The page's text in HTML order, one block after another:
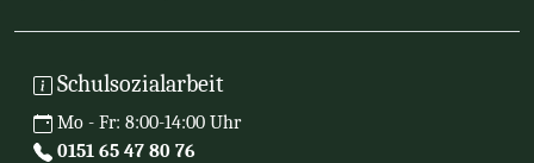
Schulsozialarbeit
Mo - Fr: 8:00-14:00 Uhr
0151 65 47 80 76